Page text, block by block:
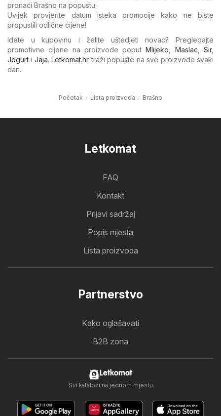
pronaći Brašno na popustu:
Uvijek provjerite datum isteka promocije kako ne biste
propustili odlične cijene!
Idete u kupovinu i želite uštedjeti novac? Pregledajte
promotivne cijene na proizvode poputMlijeko Maslac ,Sir,
Jogurt i Jaja.Letkomat.hr traži popuste na sve proizvode svaki
dan.
Početak Lista proizvoda Brašno
Letkomat
FAQ
Kontakt
Prijavi sadržaj
Popis mjesta
Lista proizvoda
Partnerstvo
Kako oglašavati
B2B zona
Letkomat
Svi katalozi na jednom mjestu